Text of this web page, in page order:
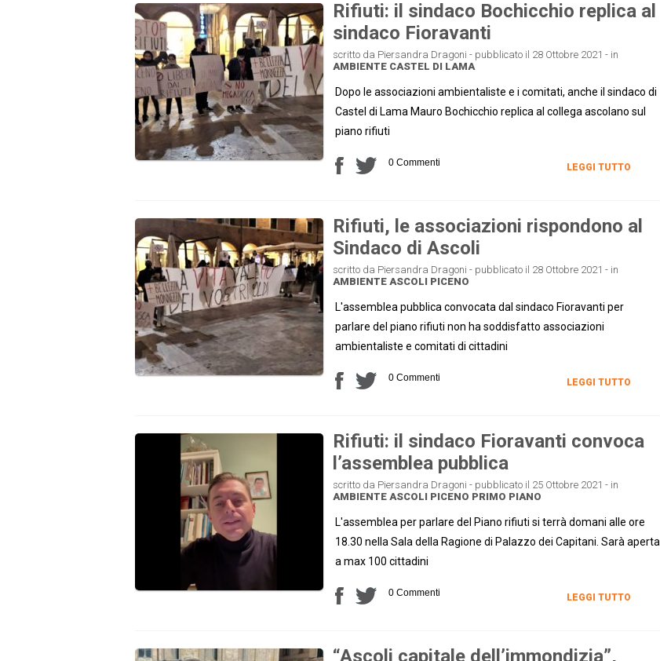
Rifiuti: il sindaco Bochicchio replica al
sindaco Fioravanti
scritto da Piersandra Dragoni - pubblicato il 28 Ottobre 2021 - in
AMBIENTE CASTEL DI LAMA
Dopo le associazioni ambientaliste e i comitati, anche il sindaco di
Castel di Lama Mauro Bochicchio replica al collega ascolano sul
piano rifiuti
0 Commenti LEGGI TUTTO
Rifiuti, le associazioni rispondono al
Sindaco di Ascoli
scritto da Piersandra Dragoni - pubblicato il 28 Ottobre 2021 - in
AMBIENTE ASCOLI PICENO
L'assemblea pubblica convocata dal sindaco Fioravanti per
parlare del piano rifiuti non ha soddisfatto associazioni
ambientaliste e comitati di cittadini
0 Commenti LEGGI TUTTO
Rifiuti: il sindaco Fioravanti convoca
l’assemblea pubblica
scritto da Piersandra Dragoni - pubblicato il 25 Ottobre 2021 - in
AMBIENTE ASCOLI PICENO PRIMO PIANO
L'assemblea per parlare del Piano rifiuti si terrà domani alle ore
18.30 nella Sala della Ragione di Palazzo dei Capitani. Sarà aperta
a max 100 cittadini
0 Commenti LEGGI TUTTO
“Ascoli capitale dell’immondizia”,